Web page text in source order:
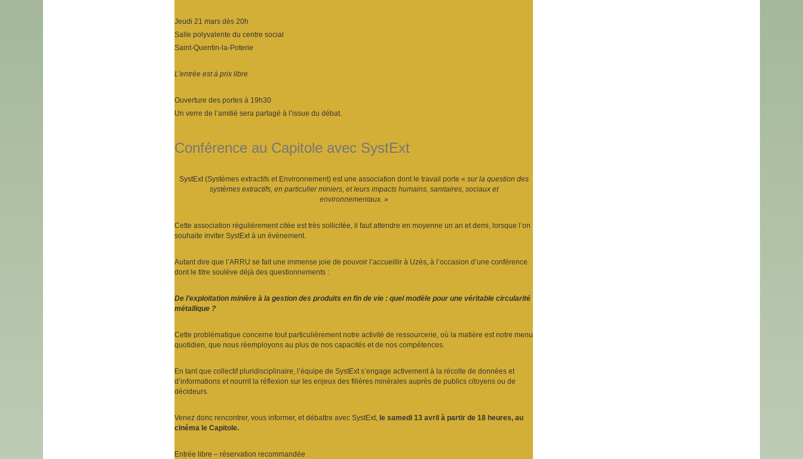
Jeudi 21 mars dès 20h
Salle polyvalente du centre social
Saint-Quentin-la-Poterie
L’entrée est à prix libre
Ouverture des portes à 19h30
Un verre de l’amitié sera partagé à l’issue du débat.
Conférence au Capitole avec SystExt
SystExt (Systèmes extractifs et Environnement) est une association dont le travail porte « sur la question des
systèmes extractifs, en particulier miniers, et leurs impacts humains, sanitaires, sociaux et
environnementaux. »
Cette association régulièrement citée est très sollicitée, il faut attendre en moyenne un an et demi, lorsque l’on
souhaite inviter SystExt à un évènement.
Autant dire que l’ARRU se fait une immense joie de pouvoir l’accueillir à Uzès, à l’occasion d’une conférence
dont le titre soulève déjà des questionnements :
De l’exploitation minière à la gestion des produits en fin de vie : quel modèle pour une véritable circularité
métallique ?
Cette problématique concerne tout particulièrement notre activité de ressourcerie, où la matière est notre menu
quotidien, que nous réemployons au plus de nos capacités et de nos compétences.
En tant que collectif pluridisciplinaire, l’équipe de SystExt s’engage activement à la récolte de données et
d’informations et nourrit la réflexion sur les enjeux des filières minérales auprès de publics citoyens ou de
décideurs.
Venez donc rencontrer, vous informer, et débattre avec SystExt, le samedi 13 avril à partir de 18 heures, au
cinéma le Capitole.
Entrée libre – réservation recommandée